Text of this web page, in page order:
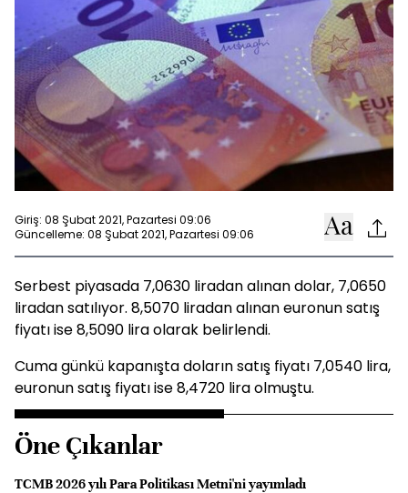
Giriş: 08 Şubat 2021, Pazartesi 09:06
Güncelleme: 08 Şubat 2021, Pazartesi 09:06
Serbest piyasada 7,0630 liradan alınan dolar, 7,0650
liradan satılıyor. 8,5070 liradan alınan euronun satış
fiyatı ise 8,5090 lira olarak belirlendi.
Cuma günkü kapanışta doların satış fiyatı 7,0540 lira,
euronun satış fiyatı ise 8,4720 lira olmuştu.
Öne Çıkanlar
TCMB 2026 yılı Para Politikası Metni'ni yayımladı